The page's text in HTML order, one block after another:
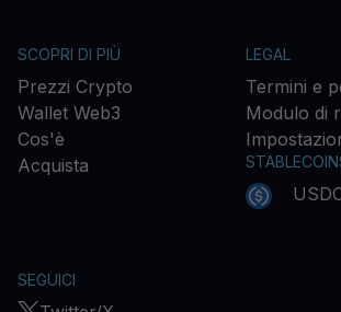
SCOPRI DI PIÙ
Prezzi Crypto
Wallet Web3
Cos'è
Acquista
LEGAL
Termini e
Modulo di
SEGUICI